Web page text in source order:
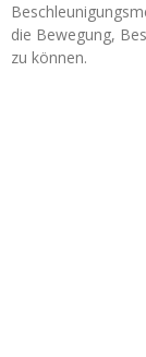
die Bewegung,
zu können.